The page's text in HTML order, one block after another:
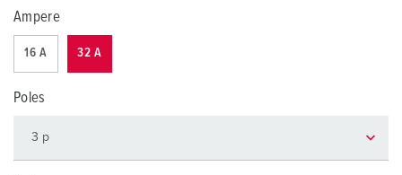
Ampere
16 A 32 A
Poles